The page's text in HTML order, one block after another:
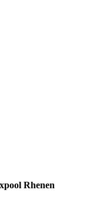
Rhenen